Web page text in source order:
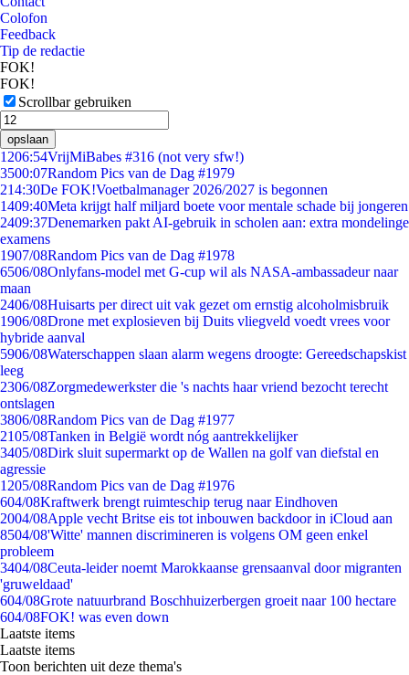
Colofon
Feedback
Tip de redactie
FOK!
FOK!
Scrollbar gebruiken
opslaan
1206:54VrijMiBabes #316 (not very sfw!)
3500:07Random Pics van de Dag #1979
214:30De FOK!Voetbalmanager 2026/2027 is begonnen
1409:40Meta krijgt half miljard boete voor mentale schade bij jongeren
2409:37Denemarken pakt AI-gebruik in scholen aan: extra mondelinge
examens
1907/08Random Pics van de Dag #1978
6506/08Onlyfans-model met G-cup wil als NASA-ambassadeur naar
maan
2406/08Huisarts per direct uit vak gezet om ernstig alcoholmisbruik
1906/08Drone met explosieven bij Duits vliegveld voedt vrees voor
hybride aanval
5906/08Waterschappen slaan alarm wegens droogte: Gereedschapskist
leeg
2306/08Zorgmedewerkster die 's nachts haar vriend bezocht terecht
ontslagen
3806/08Random Pics van de Dag #1977
2105/08Tanken in België wordt nóg aantrekkelijker
3405/08Dirk sluit supermarkt op de Wallen na golf van diefstal en
agressie
1205/08Random Pics van de Dag #1976
604/08Kraftwerk brengt ruimteschip terug naar Eindhoven
2004/08Apple vecht Britse eis tot inbouwen backdoor in iCloud aan
8504/08'Witte' mannen discrimineren is volgens OM geen enkel
probleem
3404/08Ceuta-leider noemt Marokkaanse grensaanval door migranten
'gruweldaad'
604/08Grote natuurbrand Boschhuizerbergen groeit naar 100 hectare
604/08FOK! was even down
Laatste items
Laatste items
Toon berichten uit deze thema's